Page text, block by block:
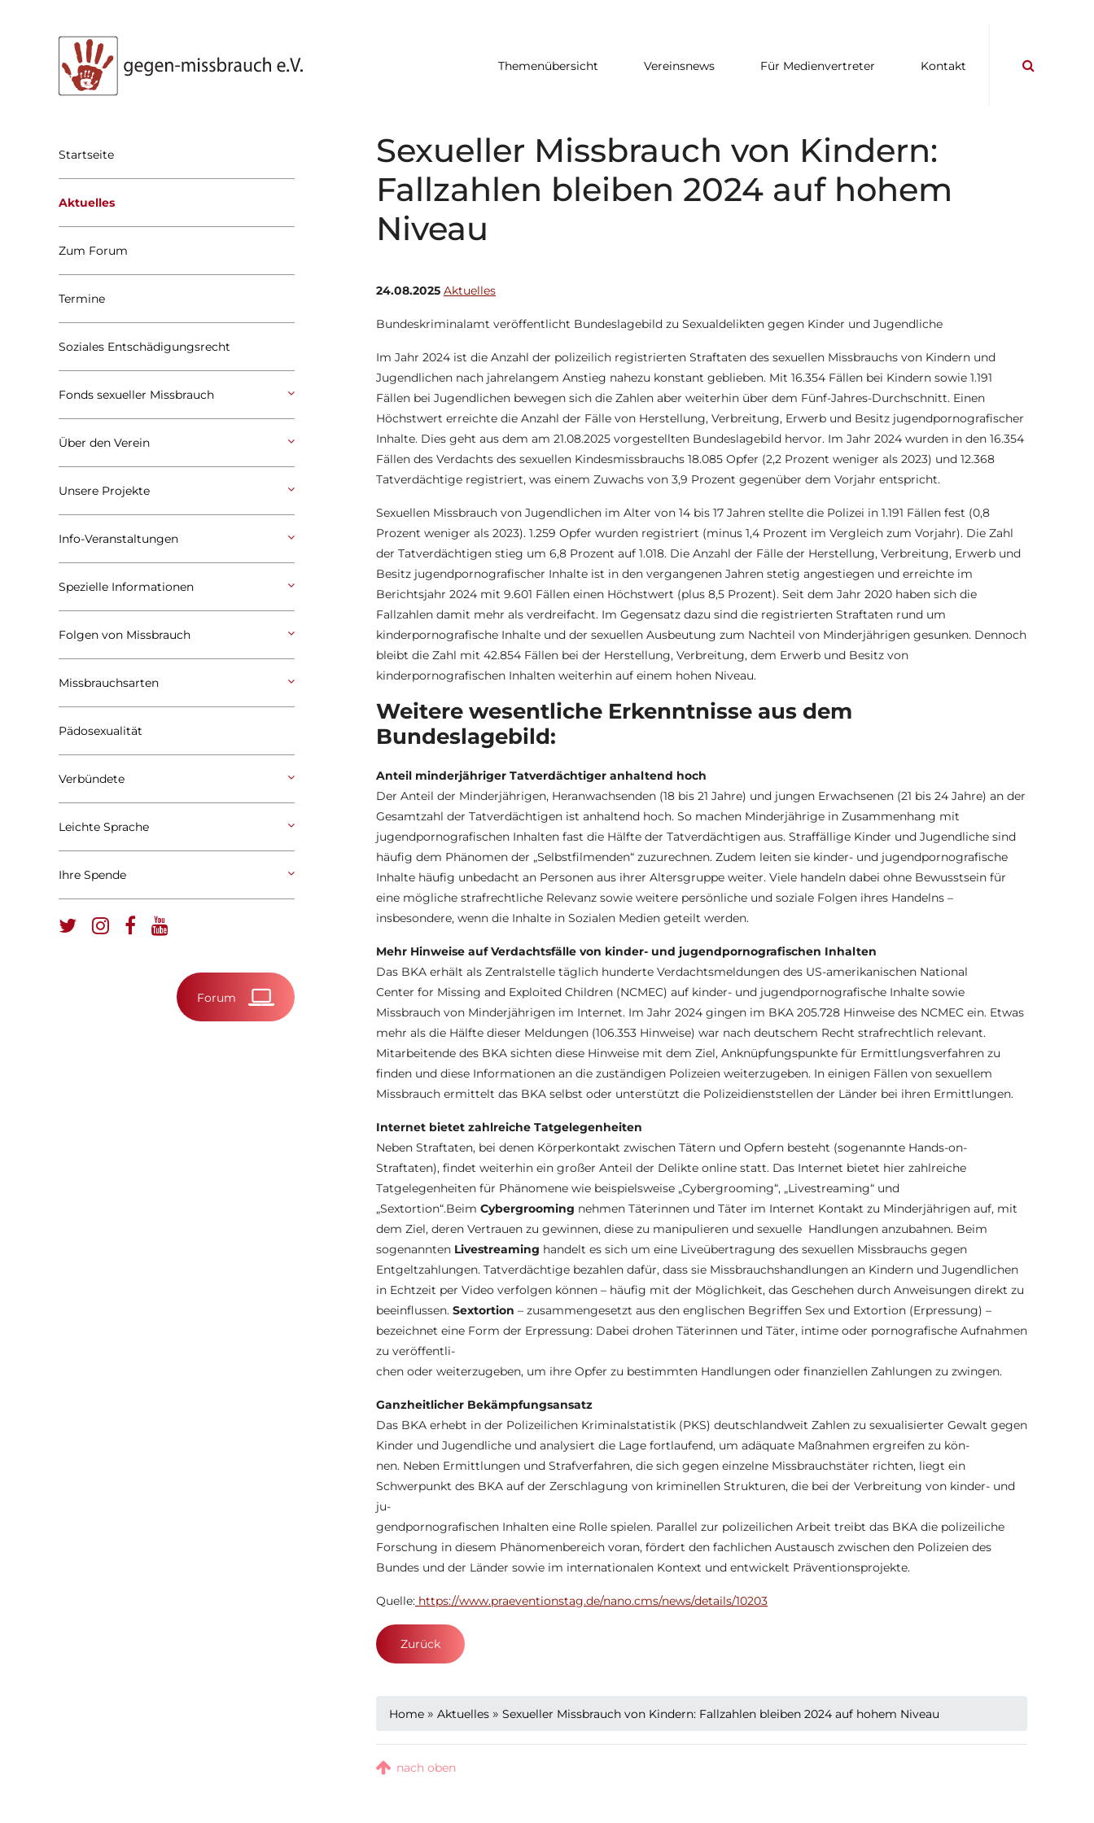
Themenübersicht Vereinsnews Für Medienvertreter Kontakt
Startseite
Aktuelles
Zum Forum
Termine
Soziales Entschädigungsrecht
Fonds sexueller Missbrauch
Über den Verein
Unsere Projekte
Info-Veranstaltungen
Spezielle Informationen
Folgen von Missbrauch
Missbrauchsarten
Pädosexualität
Verbündete
Leichte Sprache
Ihre Spende
Forum
Sexueller Missbrauch von Kindern:
Fallzahlen bleiben 2024 auf hohem
Niveau
24.08.2025 Aktuelles
Bundeskriminalamt veröffentlicht Bundeslagebild zu Sexualdelikten gegen Kinder und Jugendliche
Im Jahr 2024 ist die Anzahl der polizeilich registrierten Straftaten des sexuellen Missbrauchs von Kindern und
Jugendlichen nach jahrelangem Anstieg nahezu konstant geblieben. Mit 16.354 Fällen bei Kindern sowie 1.191
Fällen bei Jugendlichen bewegen sich die Zahlen aber weiterhin über dem Fünf-Jahres-Durchschnitt. Einen
Höchstwert erreichte die Anzahl der Fälle von Herstellung, Verbreitung, Erwerb und Besitz jugendpornografischer
Inhalte. Dies geht aus dem am 21.08.2025 vorgestellten Bundeslagebild hervor. Im Jahr 2024 wurden in den 16.354
Fällen des Verdachts des sexuellen Kindesmissbrauchs 18.085 Opfer (2,2 Prozent weniger als 2023) und 12.368
Tatverdächtige registriert, was einem Zuwachs von 3,9 Prozent gegenüber dem Vorjahr entspricht.
Sexuellen Missbrauch von Jugendlichen im Alter von 14 bis 17 Jahren stellte die Polizei in 1.191 Fällen fest (0,8
Prozent weniger als 2023). 1.259 Opfer wurden registriert (minus 1,4 Prozent im Vergleich zum Vorjahr). Die Zahl
der Tatverdächtigen stieg um 6,8 Prozent auf 1.018. Die Anzahl der Fälle der Herstellung, Verbreitung, Erwerb und
Besitz jugendpornografischer Inhalte ist in den vergangenen Jahren stetig angestiegen und erreichte im
Berichtsjahr 2024 mit 9.601 Fällen einen Höchstwert (plus 8,5 Prozent). Seit dem Jahr 2020 haben sich die
Fallzahlen damit mehr als verdreifacht. Im Gegensatz dazu sind die registrierten Straftaten rund um
kinderpornografische Inhalte und der sexuellen Ausbeutung zum Nachteil von Minderjährigen gesunken. Dennoch
bleibt die Zahl mit 42.854 Fällen bei der Herstellung, Verbreitung, dem Erwerb und Besitz von
kinderpornografischen Inhalten weiterhin auf einem hohen Niveau.
Weitere wesentliche Erkenntnisse aus dem
Bundeslagebild:
Anteil minderjähriger Tatverdächtiger anhaltend hoch
Der Anteil der Minderjährigen, Heranwachsenden (18 bis 21 Jahre) und jungen Erwachsenen (21 bis 24 Jahre) an der
Gesamtzahl der Tatverdächtigen ist anhaltend hoch. So machen Minderjährige in Zusammenhang mit
jugendpornografischen Inhalten fast die Hälfte der Tatverdächtigen aus. Straffällige Kinder und Jugendliche sind
häufig dem Phänomen der „Selbstfilmenden“ zuzurechnen. Zudem leiten sie kinder- und jugendpornografische
Inhalte häufig unbedacht an Personen aus ihrer Altersgruppe weiter. Viele handeln dabei ohne Bewusstsein für
eine mögliche strafrechtliche Relevanz sowie weitere persönliche und soziale Folgen ihres Handelns –
insbesondere, wenn die Inhalte in Sozialen Medien geteilt werden.
Mehr Hinweise auf Verdachtsfälle von kinder- und jugendpornografischen Inhalten
Das BKA erhält als Zentralstelle täglich hunderte Verdachtsmeldungen des US-amerikanischen National
Center for Missing and Exploited Children (NCMEC) auf kinder- und jugendpornografische Inhalte sowie
Missbrauch von Minderjährigen im Internet. Im Jahr 2024 gingen im BKA 205.728 Hinweise des NCMEC ein. Etwas
mehr als die Hälfte dieser Meldungen (106.353 Hinweise) war nach deutschem Recht strafrechtlich relevant.
Mitarbeitende des BKA sichten diese Hinweise mit dem Ziel, Anknüpfungspunkte für Ermittlungsverfahren zu
finden und diese Informationen an die zuständigen Polizeien weiterzugeben. In einigen Fällen von sexuellem
Missbrauch ermittelt das BKA selbst oder unterstützt die Polizeidienststellen der Länder bei ihren Ermittlungen.
Internet bietet zahlreiche Tatgelegenheiten
Neben Straftaten, bei denen Körperkontakt zwischen Tätern und Opfern besteht (sogenannte Hands-on-
Straftaten), findet weiterhin ein großer Anteil der Delikte online statt. Das Internet bietet hier zahlreiche
Tatgelegenheiten für Phänomene wie beispielsweise „Cybergrooming“, „Livestreaming“ und
„Sextortion“.Beim Cybergrooming nehmen Täterinnen und Täter im Internet Kontakt zu Minderjährigen auf, mit
dem Ziel, deren Vertrauen zu gewinnen, diese zu manipulieren und sexuelle Handlungen anzubahnen. Beim
sogenannten Livestreaming handelt es sich um eine Liveübertragung des sexuellen Missbrauchs gegen
Entgeltzahlungen. Tatverdächtige bezahlen dafür, dass sie Missbrauchshandlungen an Kindern und Jugendlichen
in Echtzeit per Video verfolgen können – häufig mit der Möglichkeit, das Geschehen durch Anweisungen direkt zu
beeinflussen. Sextortion – zusammengesetzt aus den englischen Begriffen Sex und Extortion (Erpressung) –
bezeichnet eine Form der Erpressung: Dabei drohen Täterinnen und Täter, intime oder pornografische Aufnahmen
zu veröffentli-
chen oder weiterzugeben, um ihre Opfer zu bestimmten Handlungen oder finanziellen Zahlungen zu zwingen.
Ganzheitlicher Bekämpfungsansatz
Das BKA erhebt in der Polizeilichen Kriminalstatistik (PKS) deutschlandweit Zahlen zu sexualisierter Gewalt gegen
Kinder und Jugendliche und analysiert die Lage fortlaufend, um adäquate Maßnahmen ergreifen zu kön-
nen. Neben Ermittlungen und Strafverfahren, die sich gegen einzelne Missbrauchstäter richten, liegt ein
Schwerpunkt des BKA auf der Zerschlagung von kriminellen Strukturen, die bei der Verbreitung von kinder- und
ju-
gendpornografischen Inhalten eine Rolle spielen. Parallel zur polizeilichen Arbeit treibt das BKA die polizeiliche
Forschung in diesem Phänomenbereich voran, fördert den fachlichen Austausch zwischen den Polizeien des
Bundes und der Länder sowie im internationalen Kontext und entwickelt Präventionsprojekte.
Quelle: https://www.praeventionstag.de/nano.cms/news/details/10203
Zurück
Home » Aktuelles » Sexueller Missbrauch von Kindern: Fallzahlen bleiben 2024 auf hohem Niveau
nach oben